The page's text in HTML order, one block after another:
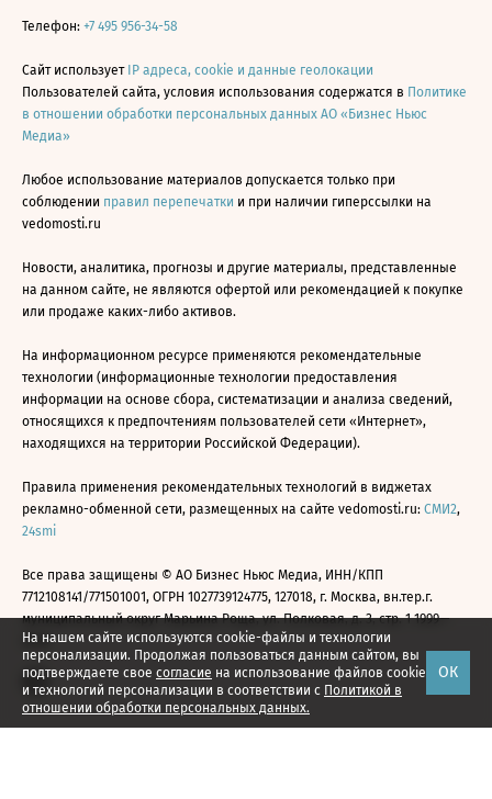
На нашем сайте используются cookie-файлы и технологии
персонализации. Продолжая пользоваться данным сайтом, вы
подтверждаете свое согласие на использование файлов cookie
и технологий персонализации в соответствии с Политикой в
отношении обработки персональных данных.
ОК
Телефон: +7 495 956-34-58
Сайт использует IP адреса, cookie и данные геолокации
Пользователей сайта, условия использования содержатся в Политике
в отношении обработки персональных данных АО «Бизнес Ньюс
Медиа»
Любое использование материалов допускается только при
соблюдении правил перепечатки и при наличии гиперссылки на
vedomosti.ru
Новости, аналитика, прогнозы и другие материалы, представленные
на данном сайте, не являются офертой или рекомендацией к покупке
или продаже каких-либо активов.
На информационном ресурсе применяются рекомендательные
технологии (информационные технологии предоставления
информации на основе сбора, систематизации и анализа сведений,
относящихся к предпочтениям пользователей сети «Интернет»,
находящихся на территории Российской Федерации).
Правила применения рекомендательных технологий в виджетах
рекламно-обменной сети, размещенных на сайте vedomosti.ru: СМИ2,
24smi
Все права защищены © АО Бизнес Ньюс Медиа, ИНН/КПП
7712108141/771501001, ОГРН 1027739124775, 127018, г. Москва, вн.тер.г.
муниципальный округ Марьина Роща, ул. Полковая, д. 3, стр. 1 1999—
2026